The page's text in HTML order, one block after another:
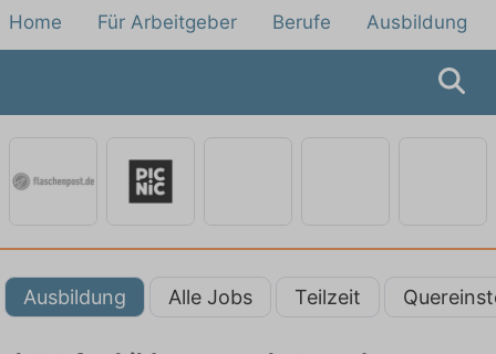
Home Für Arbeitgeber Berufe Ausbildung
Ausbildung Alle Jobs Teilzeit